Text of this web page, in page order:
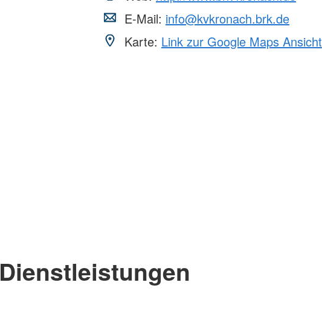
E-Mail: info@kvkronach.brk.de
Karte: Link zur Google Maps Ansicht
Dienstleistungen